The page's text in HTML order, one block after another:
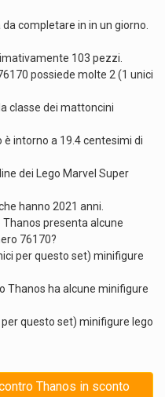
completare in in un giorno.
103 pezzi.
possiede molte 2 (1 unici
classe dei mattoncini
è intorno a 19.4 centesimi di
dei Lego Marvel Super
hanno 2021 anni.
Thanos presenta alcune
76170?
per questo set) minifigure
Thanos ha alcune minifigure
questo set) minifigure lego
Thanos in sconto